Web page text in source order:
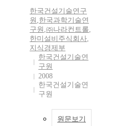
한국건설기술연구
원 ,한국과학기술연
구원 ,㈜나라컨트롤,
한미설비주식회사,
지식경제부
한국건설기술연
구원
2008
한국건설기술연
구원
원문보기